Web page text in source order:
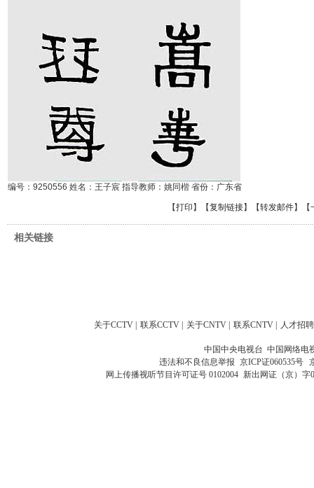
编号：9250556 姓名：王子宸 指导教师：姚同楷 省份：广东省
【打印 】【复制链接】【转发邮件】
相关链接
关于CCTV 联系CCTV 关于CNTV 联系CNTV 人才招聘
中国中央电视台 中国网络电
违法和不良信息举报 京ICP证060535号
网上传播视听节目许可证号 0102004 新出网证（京）